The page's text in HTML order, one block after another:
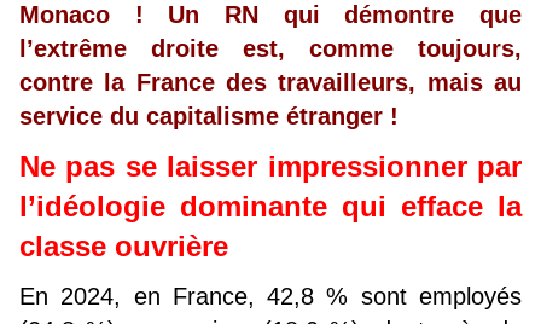
Monaco ! Un RN qui démontre que
l’extrême droite est, comme toujours,
contre la France des travailleurs, mais au
service du capitalisme étranger !
Ne pas se laisser impressionner par
l’idéologie dominante qui efface la
classe ouvrière
En 2024, en France, 42,8 % sont employés